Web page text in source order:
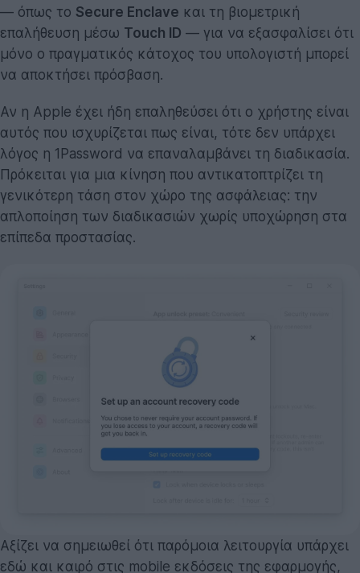
— όπως το Secure Enclave και τη βιομετρική
επαλήθευση μέσω Touch ID — για να εξασφαλίσει ότι
μόνο ο πραγματικός κάτοχος του υπολογιστή μπορεί
να αποκτήσει πρόσβαση.
Αν η Apple έχει ήδη επαληθεύσει ότι ο χρήστης είναι
αυτός που ισχυρίζεται πως είναι, τότε δεν υπάρχει
λόγος η 1Password να επαναλαμβάνει τη διαδικασία.
Πρόκειται για μια κίνηση που αντικατοπτρίζει τη
γενικότερη τάση στον χώρο της ασφάλειας: την
απλοποίηση των διαδικασιών χωρίς υποχώρηση στα
επίπεδα προστασίας.
Αξίζει να σημειωθεί ότι παρόμοια λειτουργία υπάρχει
εδώ και καιρό στις mobile εκδόσεις της εφαρμογής,